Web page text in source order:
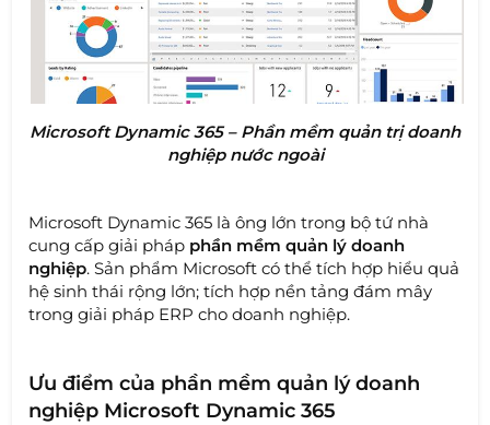
Microsoft Dynamic 365 – Phần mềm quản trị doanh
nghiệp nước ngoài
Microsoft Dynamic 365 là ông lớn trong bộ tứ nhà
cung cấp giải pháp phần mềm quản lý doanh
nghiệp. Sản phẩm Microsoft có thể tích hợp hiểu quả
hệ sinh thái rộng lớn; tích hợp nền tảng đám mây
trong giải pháp ERP cho doanh nghiệp.
Ưu điểm của phần mềm quản lý doanh
nghiệp Microsoft Dynamic 365